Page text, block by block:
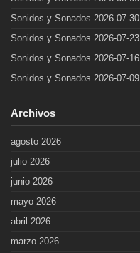
Sonidos y Sonados 2026-07-30
Sonidos y Sonados 2026-07-23
Sonidos y Sonados 2026-07-16
Sonidos y Sonados 2026-07-09
Archivos
agosto 2026
julio 2026
junio 2026
mayo 2026
abril 2026
marzo 2026